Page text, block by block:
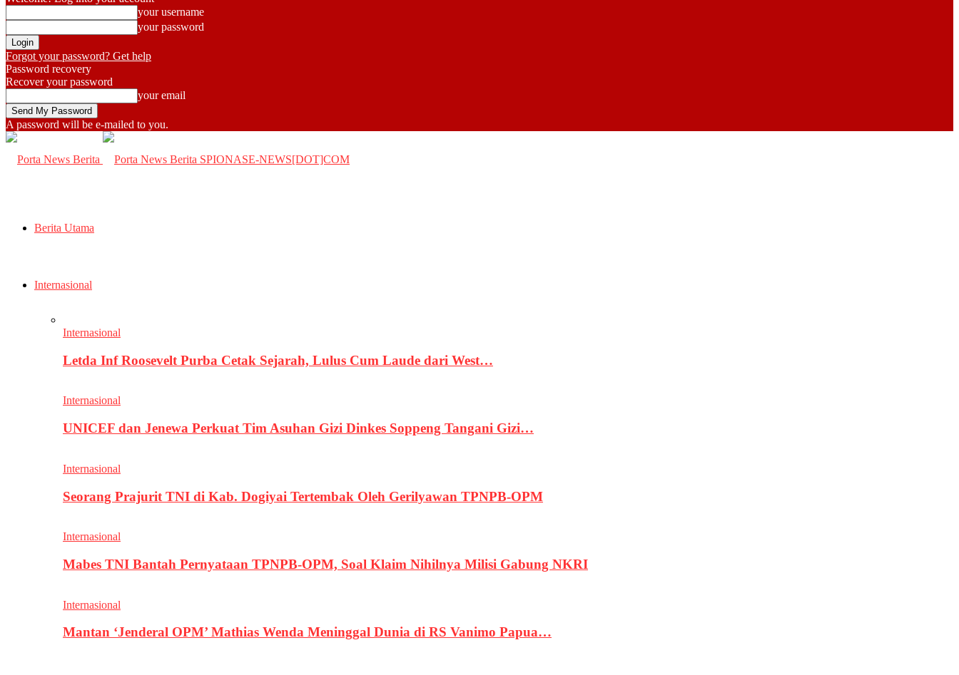
your username
your password
Forgot your password? Get help
Password recovery
Recover your password
your email
A password will be e-mailed to you.
SPIONASE-NEWS[DOT]COM
Berita Utama
Internasional
Internasional
Letda Inf Roosevelt Purba Cetak Sejarah, Lulus Cum Laude dari West…
Internasional
UNICEF dan Jenewa Perkuat Tim Asuhan Gizi Dinkes Soppeng Tangani Gizi…
Internasional
Seorang Prajurit TNI di Kab. Dogiyai Tertembak Oleh Gerilyawan TPNPB-OPM
Internasional
Mabes TNI Bantah Pernyataan TPNPB-OPM, Soal Klaim Nihilnya Milisi Gabung NKRI
Internasional
Mantan ‘Jenderal OPM’ Mathias Wenda Meninggal Dunia di RS Vanimo Papua…